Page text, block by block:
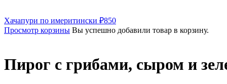
Хачапури по имеритински ₽850
Просмотр корзины Вы успешно добавили товар в корзину.
Пирог с грибами, сыром и